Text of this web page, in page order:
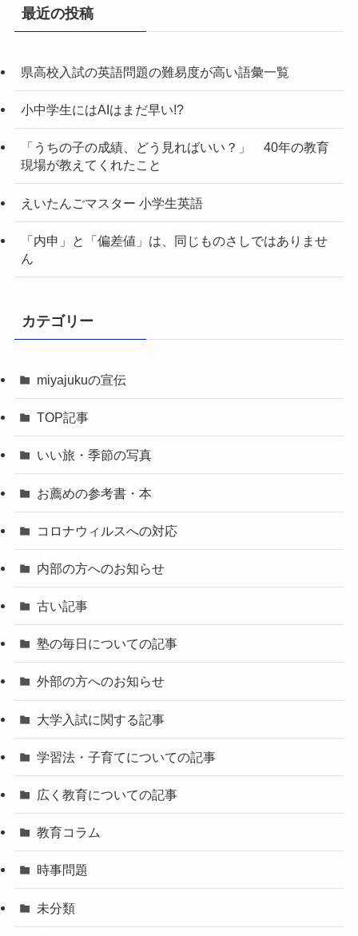
最近の投稿
県高校入試の英語問題の難易度が高い語彙一覧
小中学生にはAIはまだ早い!?
「うちの子の成績、どう見ればいい？」 40年の教育
現場が教えてくれたこと
えいたんごマスター 小学生英語
「内申」と「偏差値」は、同じものさしではありませ
ん
カテゴリー
miyajukuの宣伝
TOP記事
いい旅・季節の写真
お薦めの参考書・本
コロナウィルスへの対応
内部の方へのお知らせ
古い記事
塾の毎日についての記事
外部の方へのお知らせ
大学入試に関する記事
学習法・子育てについての記事
広く教育についての記事
教育コラム
時事問題
未分類